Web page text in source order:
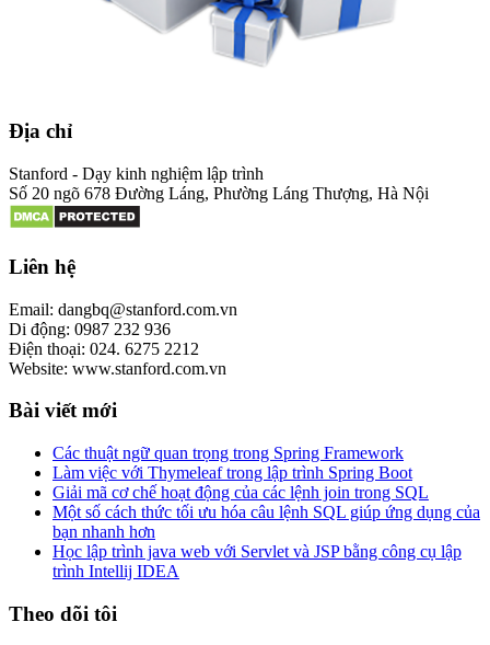
Địa chỉ
Stanford - Dạy kinh nghiệm lập trình
Số 20 ngõ 678 Đường Láng, Phường Láng Thượng, Hà Nội
Liên hệ
Email: dangbq@stanford.com.vn
Di động: 0987 232 936
Điện thoại: 024. 6275 2212
Website: www.stanford.com.vn
Bài viết mới
Các thuật ngữ quan trọng trong Spring Framework
Làm việc với Thymeleaf trong lập trình Spring Boot
Giải mã cơ chế hoạt động của các lệnh join trong SQL
Một số cách thức tối ưu hóa câu lệnh SQL giúp ứng dụng của
bạn nhanh hơn
Học lập trình java web với Servlet và JSP bằng công cụ lập
trình Intellij IDEA
Theo dõi tôi